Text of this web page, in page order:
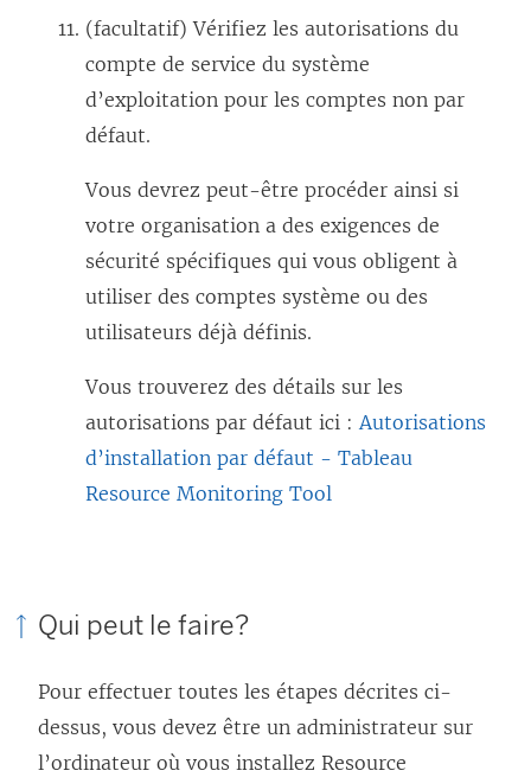
(facultatif) Vérifiez les autorisations du
compte de service du système
d’exploitation pour les comptes non par
défaut.
Vous devrez peut-être procéder ainsi si
votre organisation a des exigences de
sécurité spécifiques qui vous obligent à
utiliser des comptes système ou des
utilisateurs déjà définis.
Vous trouverez des détails sur les
autorisations par défaut ici :Autorisations
d’installation par défaut - Tableau
Resource Monitoring Tool
Qui peut le faire?
Pour effectuer toutes les étapes décrites ci-
dessus, vous devez être un administrateur sur
l’ordinateur où vous installez Resource